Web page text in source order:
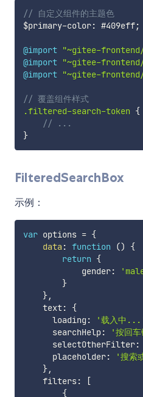
// 自定义组件的主题色
$primary-color: #409eff;
@import "~gitee-
@import "~gitee-
@import "~gitee-
// 覆盖组件样式
.filtered-search-token {
// ...
}
FilteredSearchBox
示例：
var options = {
data : function ()
{
return {
            gender
:
}
},
    text
:
{
      loading
: '载入中
      searchHelp
: '按回车
      selectOtherFilter
:
      placeholder
:
'搜索
},
    filters
:
[
{